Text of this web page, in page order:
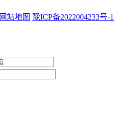
网站地图 豫ICP备2022004233号-1